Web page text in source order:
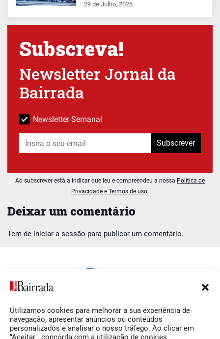
Utilizamos cookies para melhorar a sua experiência de
navegação, apresentar anúncios ou conteúdos
personalizados e analisar o nosso tráfego. Ao clicar em
"Aceitar", concorda com a utilização de cookies.
Deixar um comentário
Tem de iniciar a sessão para publicar um comentário.
29 de Julho, 2026
Subscreva!
Newsletter Jornal da
Bairrada
Newsletter Semanal
Subscrever
Ao subscrever está a indicar que leu e compreendeu a nossa Política de
Privacidade e Termos de uso.
Siga-nos
Facebook
O Jornal da Bairrada
Contactos